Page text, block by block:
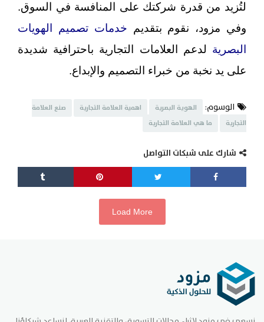
لتُزيد من قدرة شركتك على المنافسة في السوق.
وفي مزود، نقوم بتقديم خدمات تصميم الهويات
البصرية لدعم العلامات التجارية باحترافية شديدة
على يد نخبة من خبراء التصميم والإبداع.
الوسوم: الهوية البصرية اهمية العلامة التجارية
صنع العلامة
التجارية
ما هي العلامة التجارية
شارك على شبكات التواصل
Load More